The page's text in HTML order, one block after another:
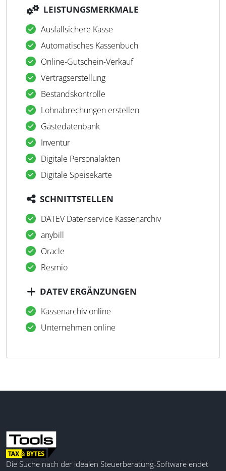
LEISTUNGSMERKMALE
Ausfallsichere Kasse
Automatisches Kassenbuch
Online-Gutschein-Verkauf
Vertragserstellung
Bestandskontrolle
Lohnabrechungen erstellen
Gästedatenbank
Inventur
Digitale Personalakten
Digitale Speisekarte
SCHNITTSTELLEN
DATEV Datenservice Kassenarchiv
anybill
Oracle
Resmio
DATEV ERGÄNZUNGEN
Kassenarchiv online
Unternehmen online
Die Suche nach der idealen Steuerberatung-Software endet